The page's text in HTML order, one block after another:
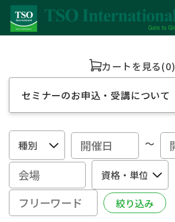
カートを見る(0)
セミナーのお申込・受講について
～